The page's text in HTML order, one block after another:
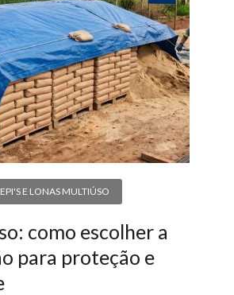
E LONAS MULTIÚSO
como escolher a
para proteção e